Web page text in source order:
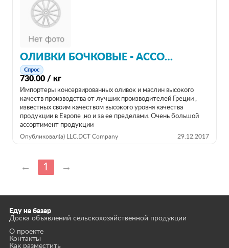
ОЛИВКИ БОЧКОВЫЕ - АССОРТИ ПО ДЕРЕВЕНСКИ(COUNTRY MIX) - GREECE
Спрос
730.00 / кг
Импортеры консервированных оливок и маслин высокого
качеств производства от лучших производителей Греции ,
известных своим качеством высокого уровня качества
продукции в Европе ,но и за ее пределами. Очень большой
ассортимент продукции
Опубликовал(а) LLC.DCT Company 29.12.2017
← 1 →
Еду на базар
Доска объявлений сельскохозяйственной продукции
О проекте
Контакты
Как разместить